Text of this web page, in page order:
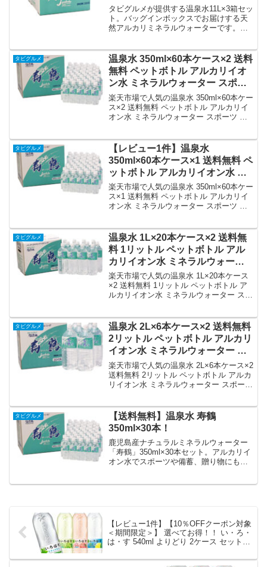
スポーツ 備蓄 天然水 鹿児島 ナチ
ュラル 寿鶴 タビグルメ｜価格・
送料・ポイント還元まとめ
タビグルメが提供する温泉水11L×3箱セッ
ト。バッグインボックスでお届けする天
然アルカリミネラルウォーターです。ス
試しください。
タビグルメ
温泉水 350ml×60本ケース×2 送料
無料 ペットボトル アルカリイオ
ン水 ミネラルウォーター スポー
ツ レジャー 日常 備蓄 天然水 贈
り物 鹿児島 健康 ナチュラル 寿鶴
タビグルメ｜価格・送料・ポイン
楽天市場で人気の温泉水 350ml×60本ケー
ス×2 送料無料 ペットボトル アルカリイ
オン水 ミネラルウォーター スポーツ レ
解説。タビグルメから17,680円で販売中
（送料込み・ポイント1倍）。実ユーザー
レビュー0件・平均評価0の商品情報・購
入方法まとめ。
タビグルメ
【レビュー1件】温泉水
350ml×60本ケース×1 送料無料 ペ
ットボトル アルカリイオン水 ミ
ネラルウォーター スポーツ レジ
ャー 日常 料理備蓄 贈り物 天然水
鹿児島 健康 ナチュラル 寿鶴 タビ
元まとめ
楽天市場で人気の温泉水 350ml×60本ケー
ス×1 送料無料 ペットボトル アルカリイ
オン水 ミネラルウォーター スポーツ レ
底解説。タビグルメから9,180円で販売中
（送料込み・ポイント1倍）。実ユーザー
レビュー1件・平均評価4の商品情報・購
入方法まとめ。
タビグルメ
温泉水 1L×20本ケース×2 送料無
料 1リットル ペットボトル アル
カリイオン水 ミネラルウォータ
ー スポーツ レジャー 備蓄 贈り物
天然水 鹿児島 ナチュラル 寿鶴 健
康生活 タビグルメ｜価格・送
楽天市場で人気の温泉水 1L×20本ケース
×2 送料無料 1リットル ペットボトル ア
ルカリイオン水 ミネラルウォーター スポ
徹底解説。タビグルメから10,980円で販
売中（送料込み・ポイント1倍）。実ユー
ザーレビュー0件・平均評価0の商品情
報・購入方法まとめ。
タビグルメ
温泉水 2L×6本ケース×2 送料無料
2リットル ペットボトル アルカリ
イオン水 ミネラルウォーター ス
ポーツ 備蓄 贈り物 天然水 鹿児島
ナチュラル 寿鶴 健康生活 タビグ
ルメ｜価格・送料・ポイント還元
楽天市場で人気の温泉水 2L×6本ケース×2
送料無料 2リットル ペットボトル アルカ
リイオン水 ミネラルウォーター スポーツ
グルメから7,780円で販売中（送料込み・
ポイント1倍）。実ユーザーレビュー0
件・平均評価0の商品情報・購入方法まと
め。
タビグルメ
【送料無料】温泉水 寿鶴
350ml×30本！
鹿児島産ナチュラルミネラルウォーター
「寿鶴」350ml×30本セット。アルカリイ
オン水でスポーツや備蓄、贈り物にも最
【レビュー1件】【10％OFFクーポン対象
＜期間限定＞】 選べてお得！！ い・ろ・
は・す 540ml よりどり 2ケース セット
チ マスカット れもん 500ml 軟水 ミネラ